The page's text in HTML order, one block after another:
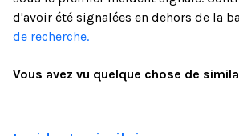
d'avoir été signalées en dehors de la
de recherche.
Vous avez vu quelque chose de